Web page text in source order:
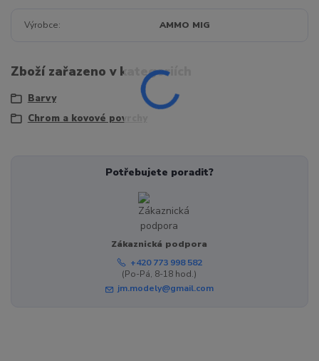
Výrobce AMMO MIG
Zboží zařazeno v kategoriích
Barvy
Chrom a kovové povrchy
Potřebujete poradit?
Zákaznická podpora
+420 773 998 582
(Po-Pá, 8-18 hod.)
jm.modely@gmail.com